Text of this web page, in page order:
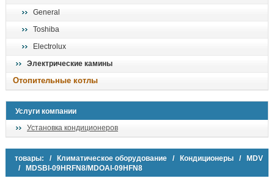
General
Toshiba
Electrolux
Электрические камины
Отопительные котлы
Услуги компании
Установка кондиционеров
товары: / Климатическое оборудование / Кондиционеры /
MDV
/ MDSBI-09HRFN8/MDOAI-09HFN8